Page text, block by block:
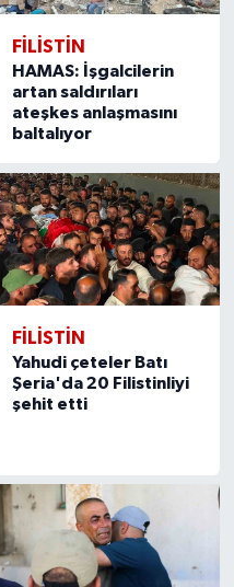
FILISTIN
HAMAS: İşgalcilerin
artan saldırıları
ateşkes anlaşmasını
baltalıyor
FILISTIN
Yahudi çeteler Batı
Şeria'da 20 Filistinliyi
şehit etti